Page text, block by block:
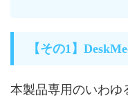
【その1】
本製品専用のいわゆ